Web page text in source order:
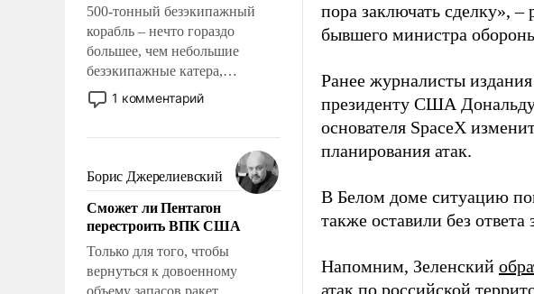
500-тонный безэкипажный
корабль – нечто гораздо
большее, чем небольшие
безэкипажные катера,
применение которых уже
стало обыденностью. Задача по
сложна и амбициозна. Однако
и ее реализация радикально
поднимет наши боевые
возможности.
1 комментарий
Борис Джерелиевский
Сможет ли Пентагон
перестроить ВПК США
Только для того, чтобы
вернуться к довоенному
объему запасов ракет
пора заключать сделку», –
бывшего министра
Ранее журналисты
президенту США
основателя SpaceX
планирования атак.
В Белом доме ситуацию
также оставили без
Напомним, Зеленский
атак по российской